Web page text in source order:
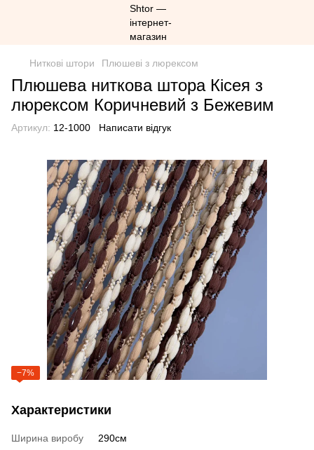
Ниткові штори Плюшеві з люрексом
Плюшева ниткова штора Кісея з
люрексом Коричневий з Бежевим
Артикул: 12-1000 Написати відгук
−7%
Характеристики
Ширина виробу
290см